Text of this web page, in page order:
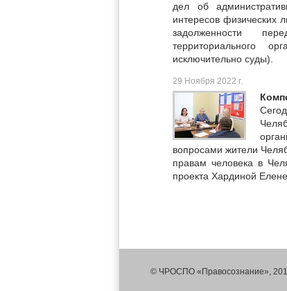
дел об
интересов физических
задолженности
территориального
исключительно суды).
29 Ноября 2022 г.
вопросами жители
правам человека в
проекта Хардиной
© ЧРОСПО «Правосознание»,